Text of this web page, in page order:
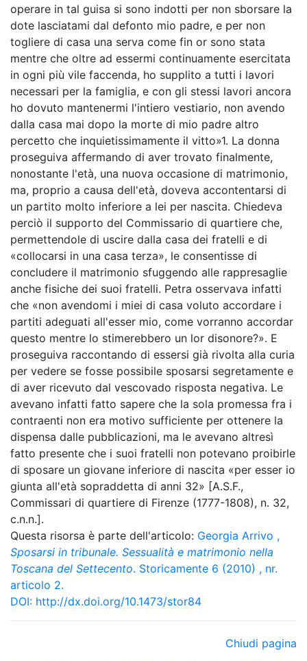
operare in tal guisa si sono indotti per non sborsare la
dote lasciatami dal defonto mio padre, e per non
togliere di casa una serva come fin or sono stata
mentre che oltre ad essermi continuamente esercitata
in ogni più vile faccenda, ho supplito a tutti i lavori
necessari per la famiglia, e con gli stessi lavori ancora
ho dovuto mantenermi l'intiero vestiario, non avendo
dalla casa mai dopo la morte di mio padre altro
percetto che inquietissimamente il vitto»1. La donna
proseguiva affermando di aver trovato finalmente,
nonostante l'età, una nuova occasione di matrimonio,
ma, proprio a causa dell'età, doveva accontentarsi di
un partito molto inferiore a lei per nascita. Chiedeva
perciò il supporto del Commissario di quartiere che,
permettendole di uscire dalla casa dei fratelli e di
«collocarsi in una casa terza», le consentisse di
concludere il matrimonio sfuggendo alle rappresaglie
anche fisiche dei suoi fratelli. Petra osservava infatti
che «non avendomi i miei di casa voluto accordare i
partiti adeguati all'esser mio, come vorranno accordar
questo mentre lo stimerebbero un lor disonore?». E
proseguiva raccontando di essersi già rivolta alla curia
per vedere se fosse possibile sposarsi segretamente e
di aver ricevuto dal vescovado risposta negativa. Le
avevano infatti fatto sapere che la sola promessa fra i
contraenti non era motivo sufficiente per ottenere la
dispensa dalle pubblicazioni, ma le avevano altresì
fatto presente che i suoi fratelli non potevano proibirle
di sposare un giovane inferiore di nascita «per esser io
giunta all'età sopraddetta di anni 32» [A.S.F.,
Commissari di quartiere di Firenze (1777-1808), n. 32,
c.n.n.].
Questa risorsa è parte dell'articolo: Georgia Arrivo ,
Sposarsi in tribunale. Sessualità e matrimonio nella
Toscana del Settecento. Storicamente 6 (2010) , nr.
articolo 2.
DOI: http://dx.doi.org/10.1473/stor84
Chiudi pagina